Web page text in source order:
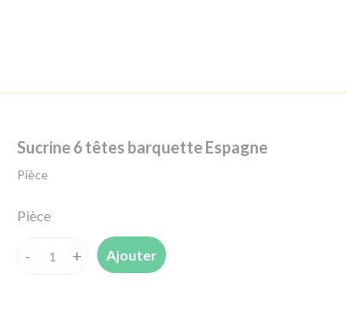
Sucrine 6 têtes barquette Espagne
Pièce
Pièce
quantité
Ajouter